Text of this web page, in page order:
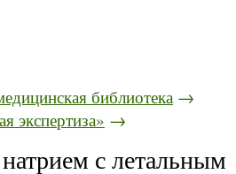
библиотека →
экспертиза» →
с летальным